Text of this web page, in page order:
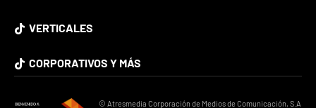
VERTICALES
CORPORATIVOS Y MÁS
© Atresmedia Corporación de Medios de Comunicación, S.A